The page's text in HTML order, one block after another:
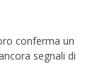
conferma un
segnali di